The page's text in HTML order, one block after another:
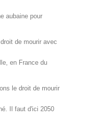
aubaine pour
de mourir avec
en France du
le droit de mourir
Il faut d'ici 2050